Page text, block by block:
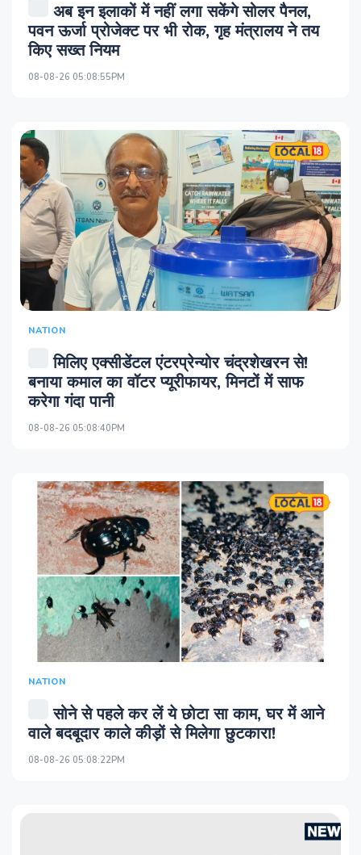
अब इन इलाकों में नहीं लगा सकेंगे सोलर पैनल,
पवन ऊर्जा प्रोजेक्ट पर भी रोक, गृह मंत्रालय ने तय
किए सख्त नियम
08-08-26 05:08:55PM
NATION
मिलिए एक्सीडेंटल एंटरप्रेन्योर चंद्रशेखरन से!
बनाया कमाल का वॉटर प्यूरीफायर, मिनटों में साफ
करेगा गंदा पानी
08-08-26 05:08:40PM
NATION
सोने से पहले कर लें ये छोटा सा काम, घर में आने
वाले बदबूदार काले कीड़ों से मिलेगा छुटकारा!
08-08-26 05:08:22PM